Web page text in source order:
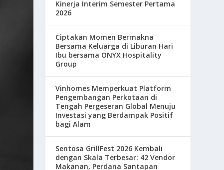
Kinerja Interim Semester Pertama
2026
Ciptakan Momen Bermakna
Bersama Keluarga di Liburan Hari
Ibu bersama ONYX Hospitality
Group
Vinhomes Memperkuat Platform
Pengembangan Perkotaan di
Tengah Pergeseran Global Menuju
Investasi yang Berdampak Positif
bagi Alam
Sentosa GrillFest 2026 Kembali
dengan Skala Terbesar: 42 Vendor
Makanan, Perdana Santapan